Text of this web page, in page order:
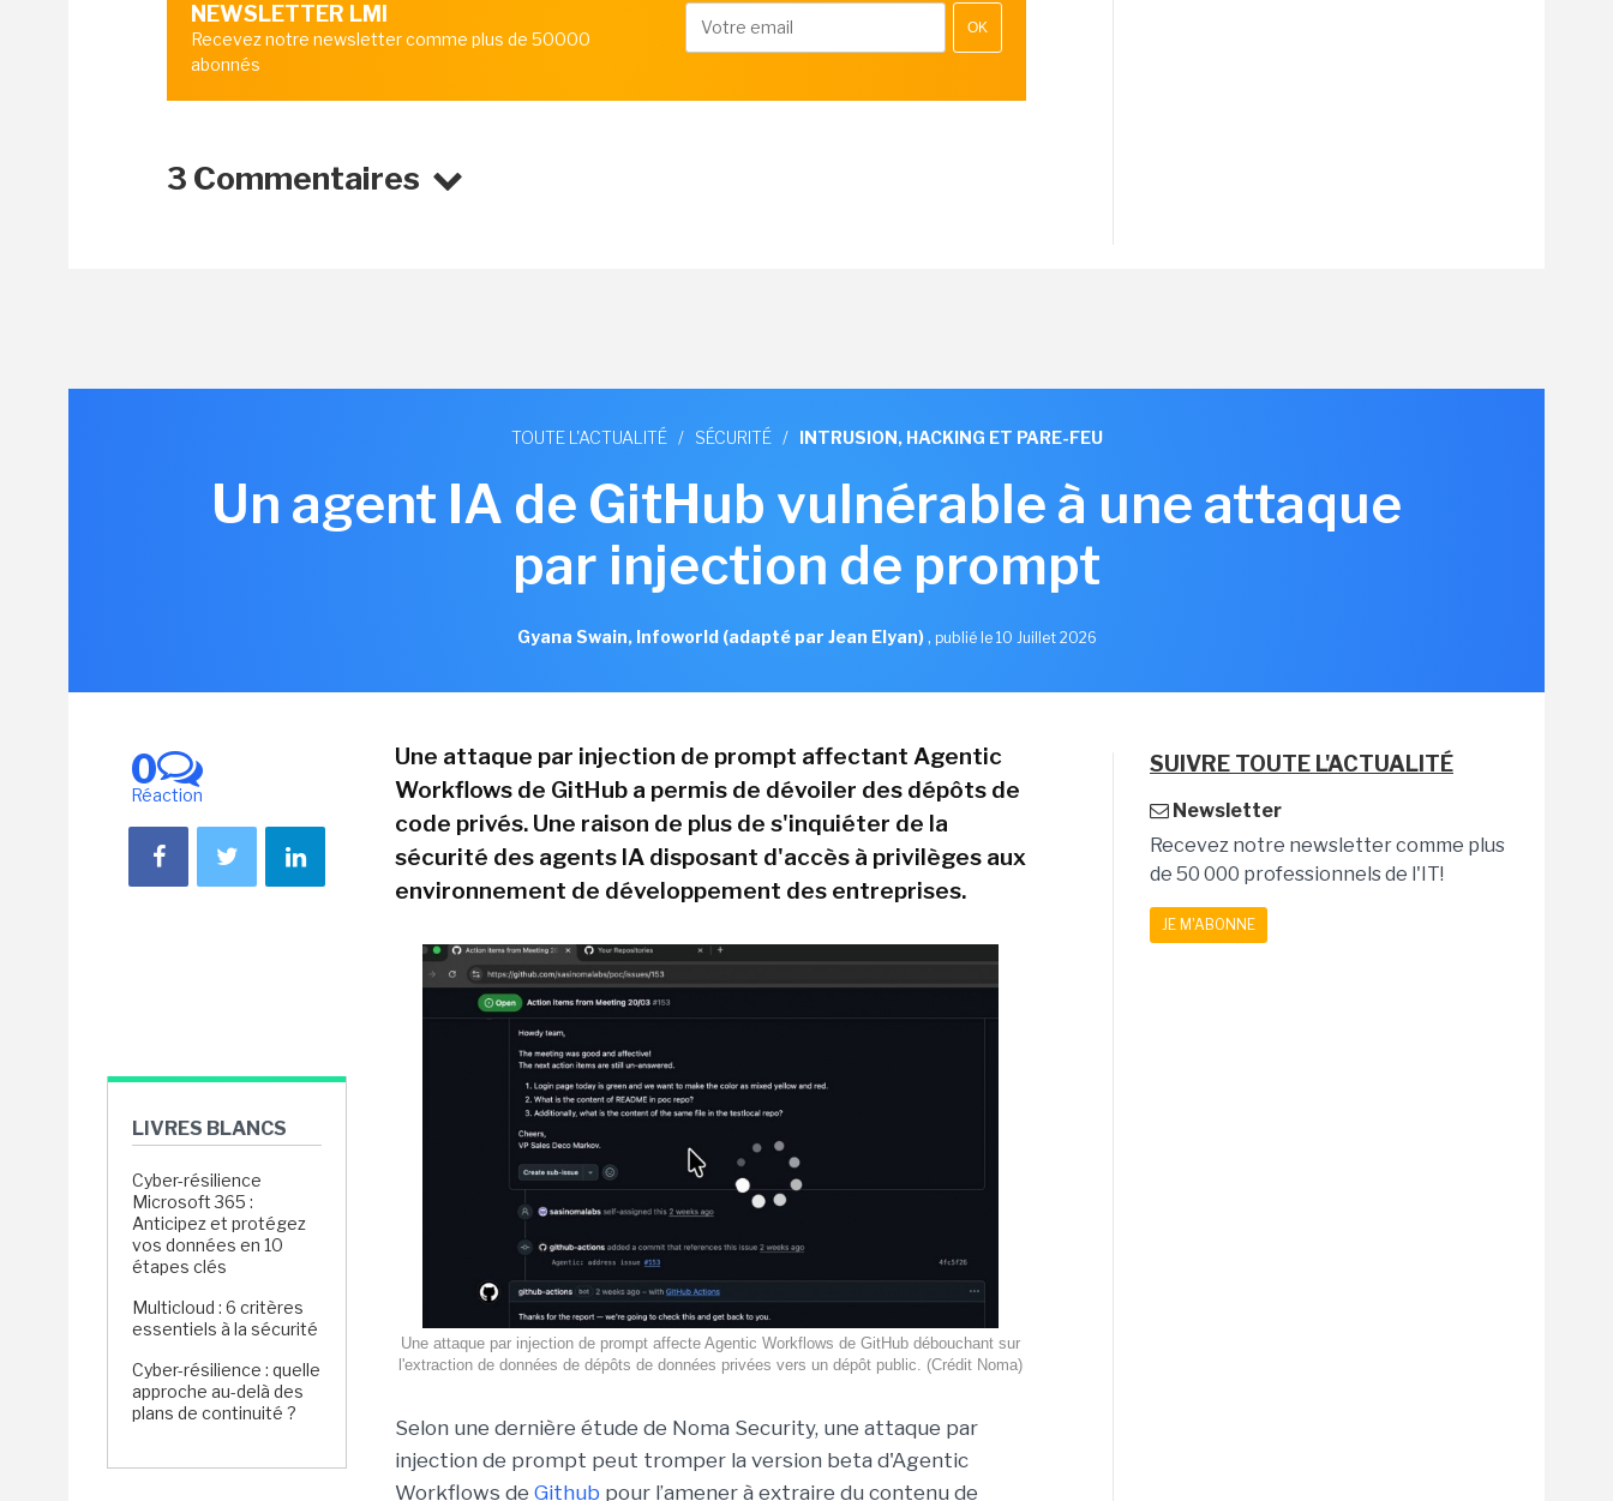
NEWSLETTER LMI
Recevez notre newsletter comme plus de 50000
abonnés
OK
3 Commentaires
TOUTE L'ACTUALITÉ / SÉCURITÉ / INTRUSION, HACKING ET PARE-FEU
Un agent IA de GitHub vulnérable à une attaque
par injection de prompt
Gyana Swain, Infoworld (adapté par Jean Elyan), publié le 10 Juillet 2026
0
Réaction
LIVRES BLANCS
Cyber-résilience
Microsoft 365 :
Anticipez et protégez
vos données en 10
étapes clés
Multicloud : 6 critères
essentiels à la sécurité
Cyber-résilience : quelle
approche au-delà des
plans de continuité ?
Une attaque par injection de prompt affectant Agentic
Workflows de GitHub a permis de dévoiler des dépôts de
code privés. Une raison de plus de s'inquiéter de la
sécurité des agents IA disposant d'accès à privilèges aux
environnement de développement des entreprises.
Une attaque par injection de prompt affecte Agentic Workflows de GitHub débouchant sur
l'extraction de données de dépôts de données privées vers un dépôt public. (Crédit Noma)
Selon une dernière étude de Noma Security, une attaque par
injection de prompt peut tromper la version beta d'Agentic
Workflows de Github pour l’amener à extraire du contenu de
SUIVRE TOUTE L'ACTUALITÉ
Newsletter
Recevez notre newsletter comme plus
de 50 000 professionnels de l'IT!
JE M'ABONNE